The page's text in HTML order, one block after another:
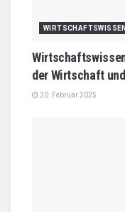
WIRTSCHAFTSWISSEN
der Wirtschaft
20. Februar 2025